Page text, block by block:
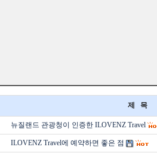
제 목
뉴질랜드 관광청이 인증한 ILOVENZ Travel
ILOVENZ Travel에 예약하면 좋은 점